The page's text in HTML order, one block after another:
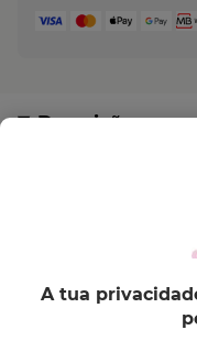
Descrição
As sensações
suspenso no
Bretanha num
o aroma fresco e
Verbena e
Prático para o dia a
A tua